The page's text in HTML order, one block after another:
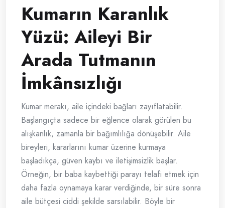
Kumarın Karanlık
Yüzü: Aileyi Bir
Arada Tutmanın
İmkânsızlığı
Kumar merakı, aile içindeki bağları zayıflatabilir.
Başlangıçta sadece bir eğlence olarak görülen bu
alışkanlık, zamanla bir bağımlılığa dönüşebilir. Aile
bireyleri, kararlarını kumar üzerine kurmaya
başladıkça, güven kaybı ve iletişimsizlik başlar.
Örneğin, bir baba kaybettiği parayı telafi etmek için
daha fazla oynamaya karar verdiğinde, bir süre sonra
aile bütçesi ciddi şekilde sarsılabilir. Böyle bir